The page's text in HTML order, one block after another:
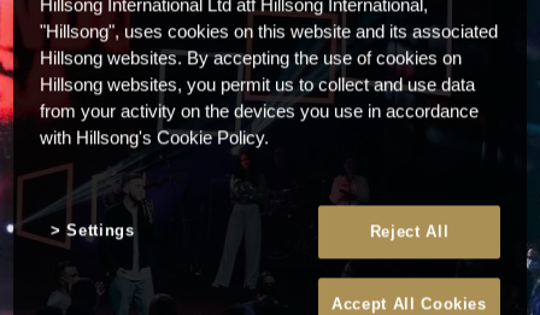
Hillsong International Ltd atf Hillsong International,
"Hillsong", uses cookies on this website and its associated
Hillsong websites. By accepting the use of cookies on
Hillsong websites, you permit us to collect and use data
from your activity on the devices you use in accordance
with Hillsong's Cookie Policy.
Reject All
Accept All Cookies
Settings